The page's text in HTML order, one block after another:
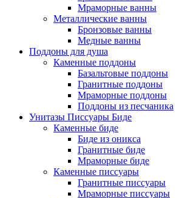
Мраморные ванны
Металлические ванны
Бронзовые ванны
Медные ванны
Поддоны для душа
Каменные поддоны
Базальтовые поддоны
Гранитные поддоны
Мраморные поддоны
Поддоны из песчаника
Унитазы Писсуары Биде
Каменные биде
Биде из оникса
Гранитные биде
Мраморные биде
Каменные писсуары
Гранитные писсуары
Мраморные писсуары